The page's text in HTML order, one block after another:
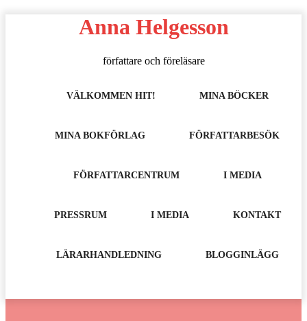
Anna Helgesson
författare och föreläsare
VÄLKOMMEN HIT! MINA BÖCKER
MINA BOKFÖRLAG FÖRFATTARBESÖK
FÖRFATTARCENTRUM I MEDIA
PRESSRUM I MEDIA KONTAKT
LÄRARHANDLEDNING BLOGGINLÄGG